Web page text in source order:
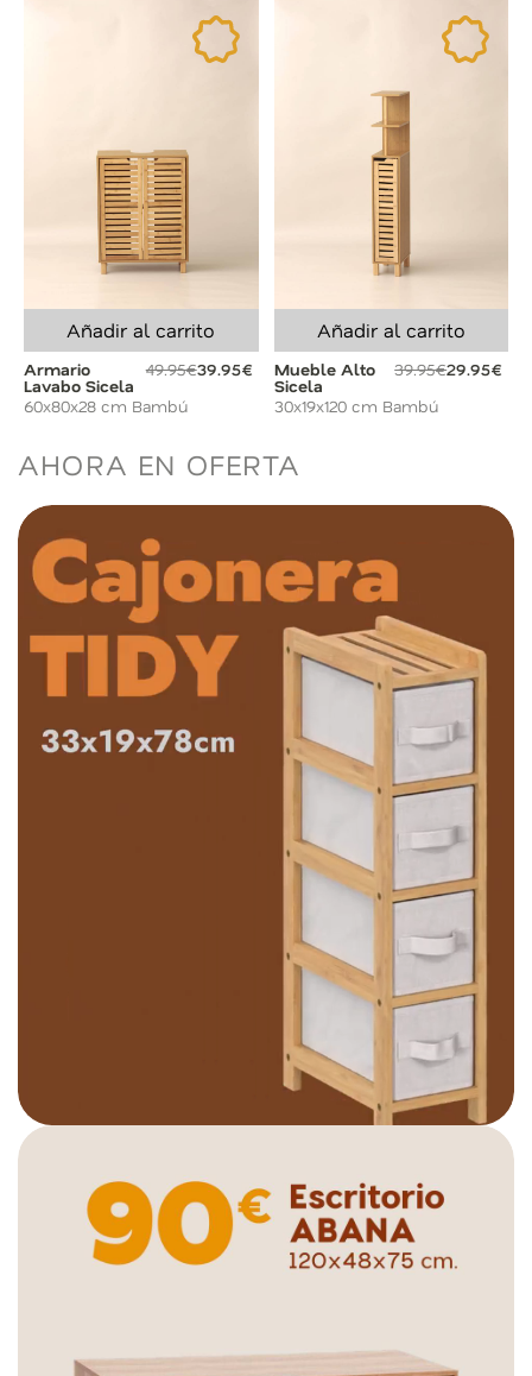
Añadir al carrito
Armario
Lavabo Sicela
49.95€39.95€
60x80x28 cm Bambú
Añadir al carrito
Mueble Alto
Sicela
39.95€29.95€
30x19x120 cm Bambú
AHORA EN OFERTA